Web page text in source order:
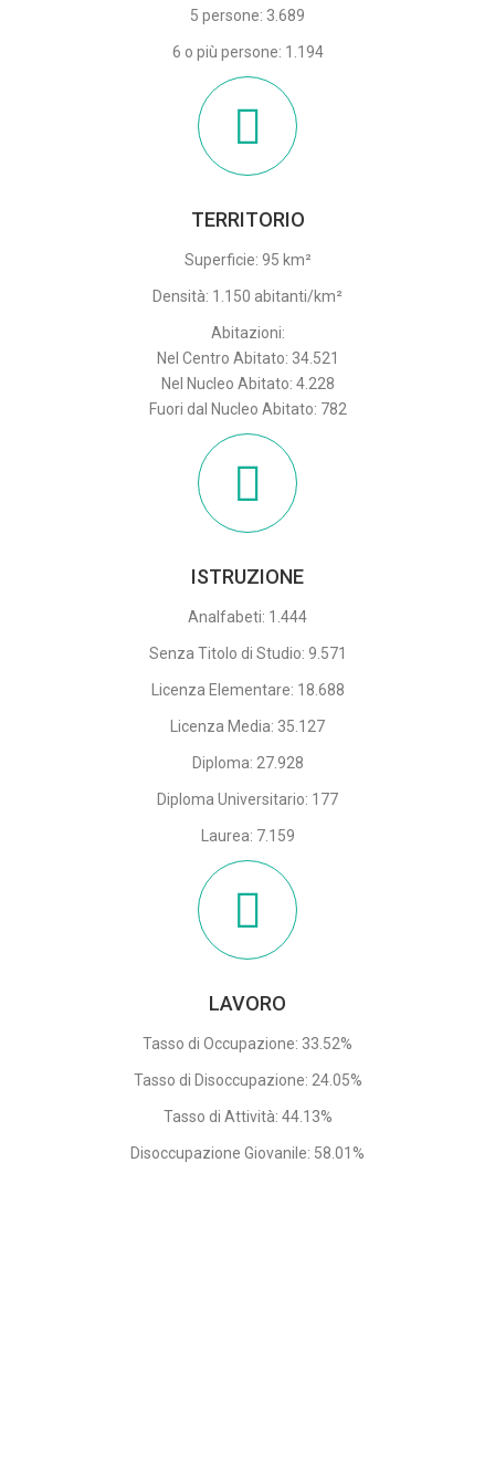
5 persone: 3.689
6 o più persone: 1.194
TERRITORIO
Superficie: 95 km²
Densità: 1.150 abitanti/km²
Abitazioni:
Nel Centro Abitato: 34.521
Nel Nucleo Abitato: 4.228
Fuori dal Nucleo Abitato: 782
ISTRUZIONE
Analfabeti: 1.444
Senza Titolo di Studio: 9.571
Licenza Elementare: 18.688
Licenza Media: 35.127
Diploma: 27.928
Diploma Universitario: 177
Laurea: 7.159
LAVORO
Tasso di Occupazione: 33.52%
Tasso di Disoccupazione: 24.05%
Tasso di Attività: 44.13%
Disoccupazione Giovanile: 58.01%